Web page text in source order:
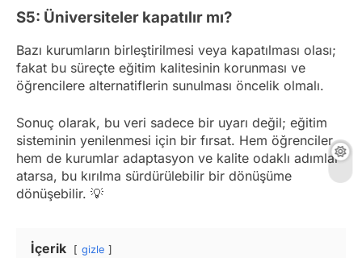
S5: Üniversiteler kapatılır mı?
Bazı kurumların birleştirilmesi veya kapatılması olası;
fakat bu süreçte eğitim kalitesinin korunması ve
öğrencilere alternatiflerin sunulması öncelik olmalı.
Sonuç olarak, bu veri sadece bir uyarı değil; eğitim
sisteminin yenilenmesi için bir fırsat. Hem öğrenciler
hem de kurumlar adaptasyon ve kalite odaklı adımlar
atarsa, bu kırılma sürdürülebilir bir dönüşüme
dönüşebilir. 💡
İçerik gizle